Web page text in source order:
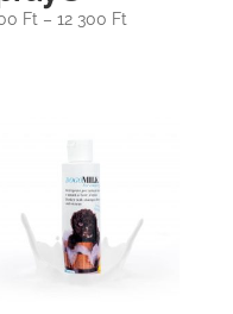
Ft –12 300 Ft